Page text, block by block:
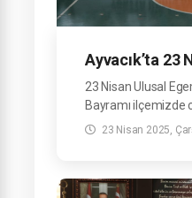
Ayvacık’ta 23
23 Nisan Ulusal
Bayramı ilçemizde
23 Nisan 2025,